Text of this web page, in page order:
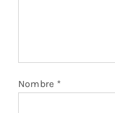
Nombre *